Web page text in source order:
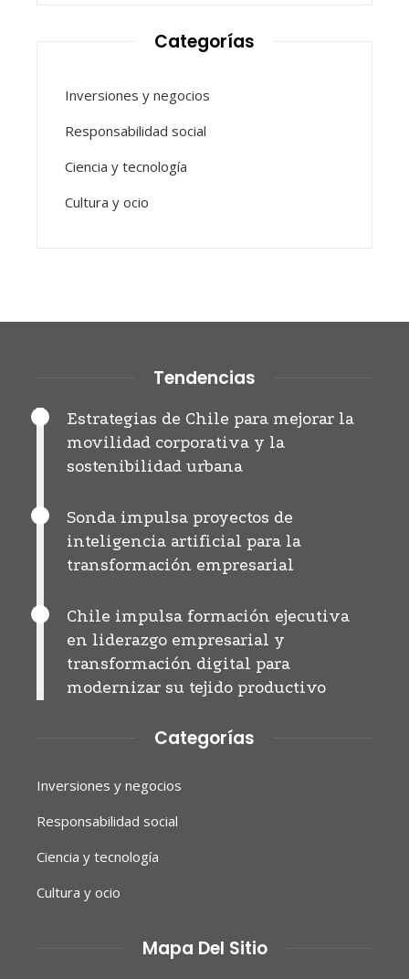
Categorías
Inversiones y negocios
Responsabilidad social
Ciencia y tecnología
Cultura y ocio
Tendencias
Estrategias de Chile para mejorar la
movilidad corporativa y la
sostenibilidad urbana
Sonda impulsa proyectos de
inteligencia artificial para la
transformación empresarial
Chile impulsa formación ejecutiva
en liderazgo empresarial y
transformación digital para
modernizar su tejido productivo
Categorías
Inversiones y negocios
Responsabilidad social
Ciencia y tecnología
Cultura y ocio
Mapa Del Sitio